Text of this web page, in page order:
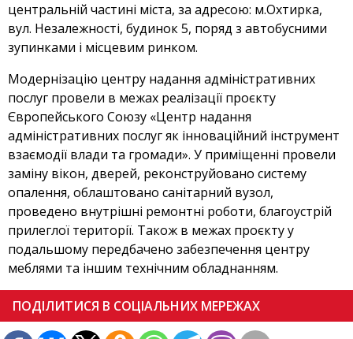
центральній частині міста, за адресою: м.Охтирка,
вул. Незалежності, будинок 5, поряд з автобусними
зупинками і місцевим ринком.
Модернізацію центру надання адміністративних
послуг провели в межах реалізації проєкту
Європейcького Союзу «Центр надання
адміністративних послуг як інноваційний інструмент
взаємодії влади та громади». У приміщенні провели
заміну вікон, дверей, реконструйовано систему
опалення, облаштовано санітарний вузол,
проведено внутрішні ремонтні роботи, благоустрій
прилеглої території. Також в межах проєкту у
подальшому передбачено забезпечення центру
меблями та іншим технічним обладнанням.
ПОДІЛИТИСЯ В СОЦІАЛЬНИХ МЕРЕЖАХ